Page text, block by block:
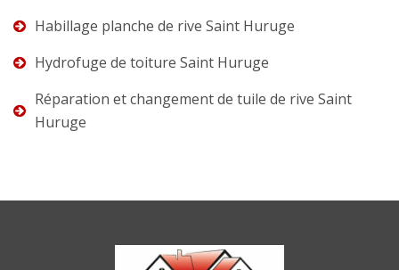
Habillage planche de rive Saint Huruge
Hydrofuge de toiture Saint Huruge
Réparation et changement de tuile de rive Saint
Huruge